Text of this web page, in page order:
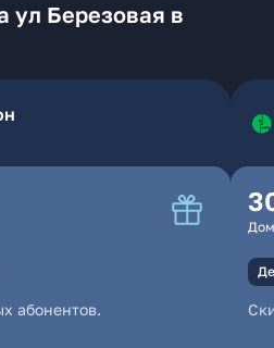
ул Березовая в
абонентов.